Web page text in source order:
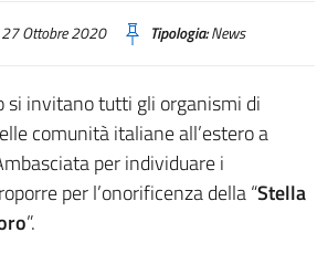
Ottobre 2020 Tipologia:News
si invitano tutti gli organismi di
comunità italiane all’estero a
per individuare i
per l’onorificenza della “Stella
”.